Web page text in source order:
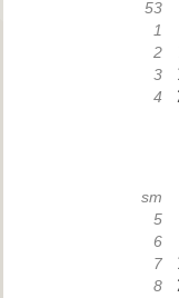
53
1
2
3
4
sm
5
6
7
8